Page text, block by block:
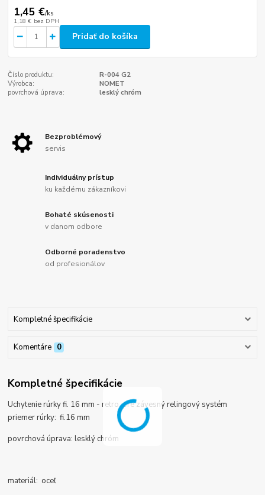
1,45 €/ks
1,18 € bez DPH
Pridať do košíka
Číslo produktu:
R-004 G2
Výrobca:
NOMET
povrchová úprava:
lesklý chróm
Bezproblémový
servis
Individuálny prístup
ku každému zákazníkovi
Bohaté skúsenosti
v danom odbore
Odborné poradenstvo
od profesionálov
Kompletné špecifikácie
Komentáre 0
Kompletné špecifikácie
Uchytenie rúrky fi. 16 mm - retro, pre závesný relingový systém
priemer rúrky: fi.16 mm
povrchová úprava:lesklý chróm
materiál: oceľ